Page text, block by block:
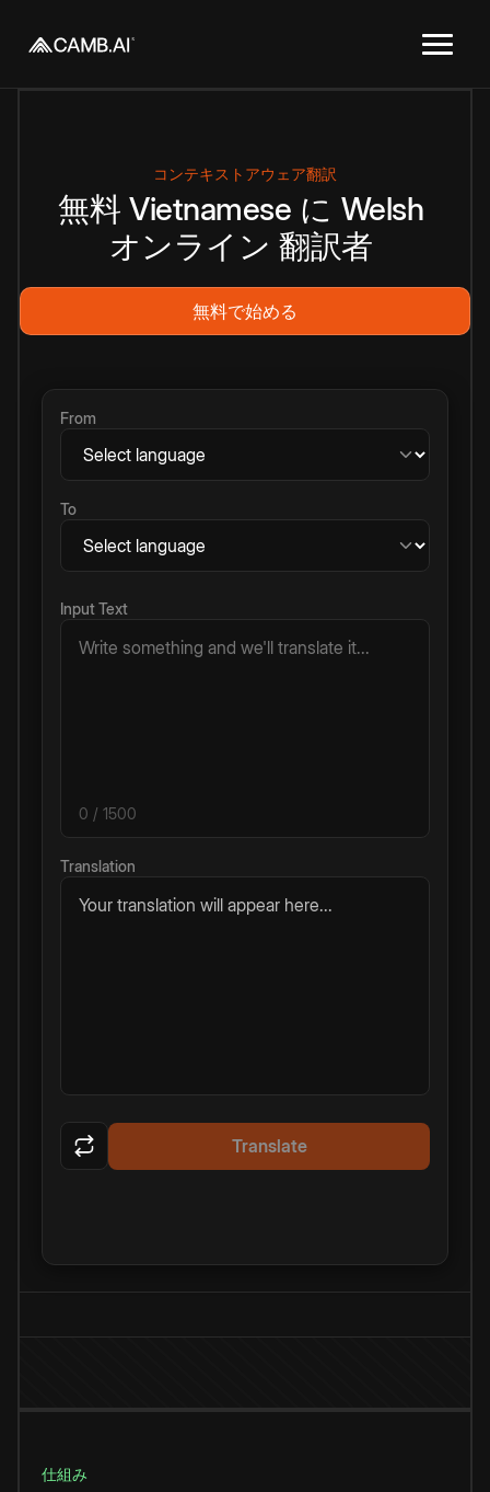
コンテキストアウェア翻訳
無料 Vietnamese に Welsh
オンライン 翻訳者
無料で始める
From
To
Input Text
0 / 1500
Translation
Your translation will appear here...
Translate
仕組み